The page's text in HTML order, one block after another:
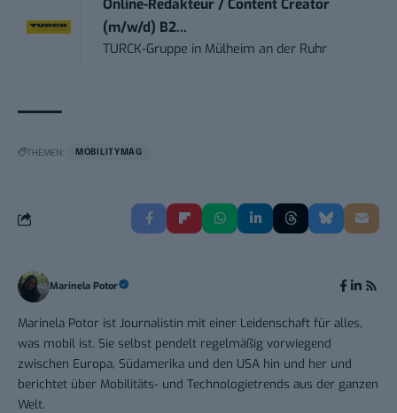
Online-Redakteur / Content Creator
(m/w/d) B2...
TURCK-Gruppe in Mülheim an der Ruhr
THEMEN: MOBILITYMAG
Marinela Potor
Marinela Potor ist Journalistin mit einer Leidenschaft für alles,
was mobil ist. Sie selbst pendelt regelmäßig vorwiegend
zwischen Europa, Südamerika und den USA hin und her und
berichtet über Mobilitäts- und Technologietrends aus der ganzen
Welt.